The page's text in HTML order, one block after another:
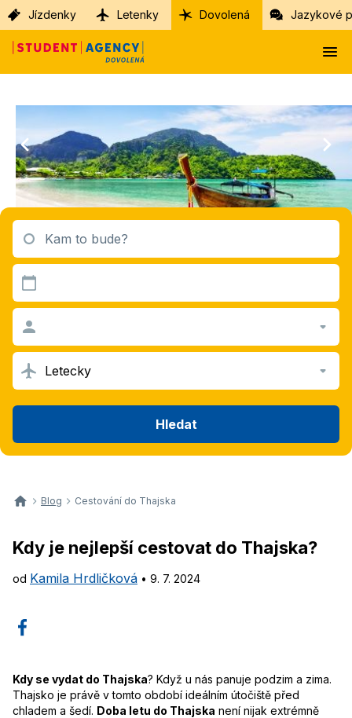
Jízdenky Letenky Dovolená Jazykové
Kam to bude?
Letecky
Hledat
Blog Cestování do Thajska
Kdy je nejlepší cestovat do Thajska?
od Kamila Hrdličková • 9. 7. 2024
Kdy se vydat do Thajska? Když u nás panuje podzim a zima.
Thajsko je právě v tomto období ideálním útočiště před
chladem a šedí. Doba letu do Thajska není nijak extrémně